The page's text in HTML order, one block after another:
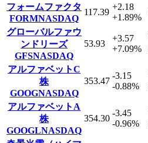
フォームファクタ
FORMNASDAQ
117.39
+2.18
+1.89%
グローバルファウ
ンドリーズ
GFSNASDAQ
53.93
+3.57
+7.09%
アルファベットC
株
GOOGNASDAQ
353.47
-3.15
-0.88%
アルファベットA
株
GOOGLNASDAQ
354.30
-3.45
-0.96%